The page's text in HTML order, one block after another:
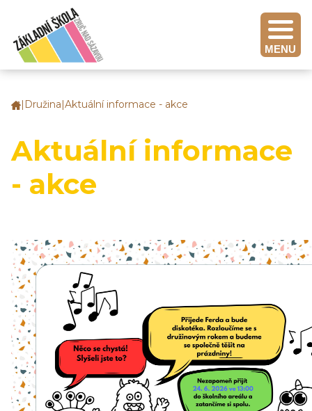
MENU
Základní
nad
Družina Aktuální informace - akce
Aktuální informace
- akce